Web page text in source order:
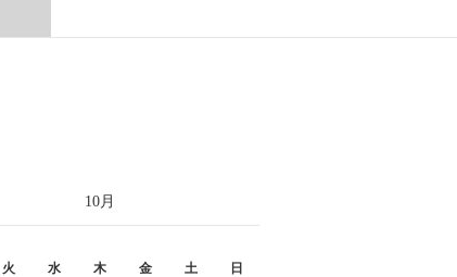
10月
火 水 木 金 土 日